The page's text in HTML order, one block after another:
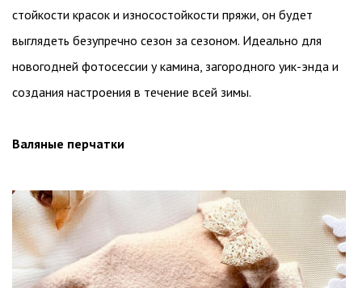
стойкости красок и износостойкости пряжи, он будет
выглядеть безупречно сезон за сезоном. Идеально для
новогодней фотосессии у камина, загородного уик-энда и
создания настроения в течение всей зимы.
Валяные перчатки